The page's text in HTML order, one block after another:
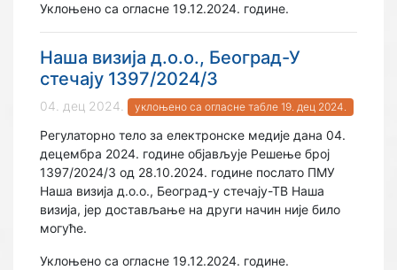
Уклоњено са огласне 19.12.2024. године.
Наша визија д.о.о., Београд-У
стечају 1397/2024/3
04. дец 2024. уклоњено са огласне табле 19. дец 2024.
Регулаторно тело за електронске медије дана 04.
децембра 2024. године објављује Решење број
1397/2024/3 од 28.10.2024. године послато ПМУ
Наша визија д.о.о., Београд-у стечају-ТВ Наша
визија, јер достављање на други начин није било
могуће.
Уклоњено са огласне 19.12.2024. године.